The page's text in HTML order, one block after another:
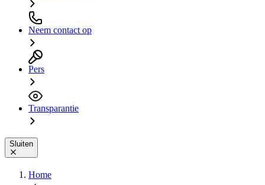
Neem contact op
Pers
Transparantie
Sluiten
Home